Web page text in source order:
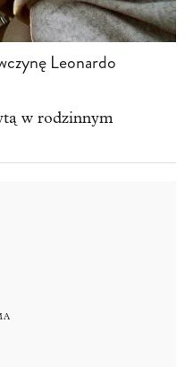
Leonardo
w rodzinnym